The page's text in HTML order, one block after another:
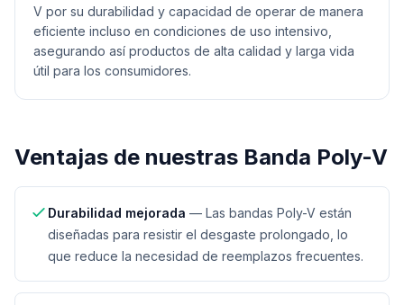
V por su durabilidad y capacidad de operar de manera
eficiente incluso en condiciones de uso intensivo,
asegurando así productos de alta calidad y larga vida
útil para los consumidores.
Ventajas de nuestras Banda Poly-V
Durabilidad mejorada — Las bandas Poly-V están
diseñadas para resistir el desgaste prolongado, lo
que reduce la necesidad de reemplazos frecuentes.